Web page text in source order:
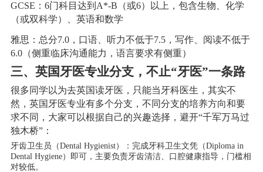
GCSE：6门科目达到A*-B（或6）以上，包含生物、化学
（或双科学）、英语和数学
雅思：总分7.0，口语、听力不低于7.5，写作、阅读不低于
6.0（侧重临床沟通能力，语言要求有侧重）
三、英国牙医专业分支，不止“牙医”一条路
很多同学以为去英国读牙医，只能当牙科医生，其实不
然，英国牙医专业有多个分支，不同分支的培养方向和要
求不同，大家可以根据自己的兴趣选择，避开“千军万马过
独木桥”：
牙齿卫生员（Dental Hygienist）：完成牙科卫生文凭（Diploma in
Dental Hygiene）即可，主要负责牙齿清洁、口腔健康指导，门槛相
对较低。